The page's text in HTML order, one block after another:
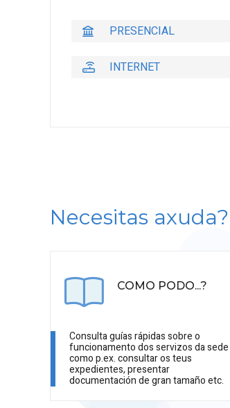
PRESENCIAL
INTERNET
Necesitas axuda?
COMO PODO...?
Consulta guías rápidas sobre o
funcionamento dos servizos da sede
como p.ex. consultar os teus
expedientes, presentar
documentación de gran tamaño etc.